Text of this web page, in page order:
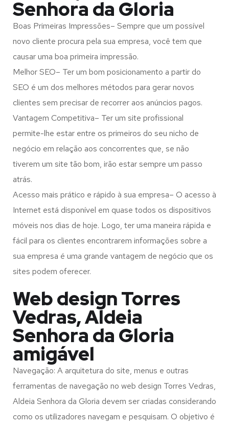
Senhora da Gloria
Boas Primeiras Impressões– Sempre que um possível
novo cliente procura pela sua empresa, você tem que
causar uma boa primeira impressão.
Melhor SEO– Ter um bom posicionamento a partir do
SEO é um dos melhores métodos para gerar novos
clientes sem precisar de recorrer aos anúncios pagos.
Vantagem Competitiva– Ter um site profissional
permite-lhe estar entre os primeiros do seu nicho de
negócio em relação aos concorrentes que, se não
tiverem um site tão bom, irão estar sempre um passo
atrás.
Acesso mais prático e rápido à sua empresa– O acesso à
Internet está disponível em quase todos os dispositivos
móveis nos dias de hoje. Logo, ter uma maneira rápida e
fácil para os clientes encontrarem informações sobre a
sua empresa é uma grande vantagem de negócio que os
sites podem oferecer.
Web design Torres
Vedras, Aldeia
Senhora da Gloria
amigável
Navegação: A arquitetura do site, menus e outras
ferramentas de navegação no web design Torres Vedras,
Aldeia Senhora da Gloria devem ser criadas considerando
como os utilizadores navegam e pesquisam. O objetivo é